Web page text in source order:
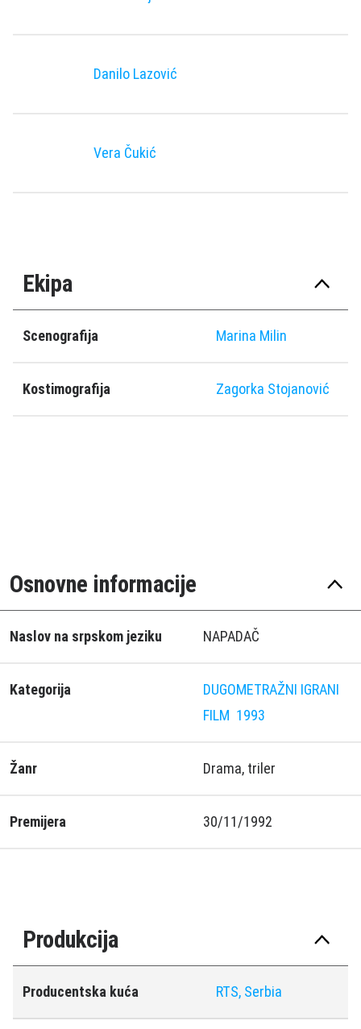
Danilo Lazović
Vera Čukić
Ekipa
Scenografija Marina Milin
Kostimografija Zagorka Stojanović
Osnovne informacije
Naslov na srpskom jeziku NAPADAČ
Kategorija
DUGOMETRAŽNI IGRANI
FILM 1993
Žanr Drama, triler
Premijera 30/11/1992
Produkcija
Producentska kuća RTS, Serbia